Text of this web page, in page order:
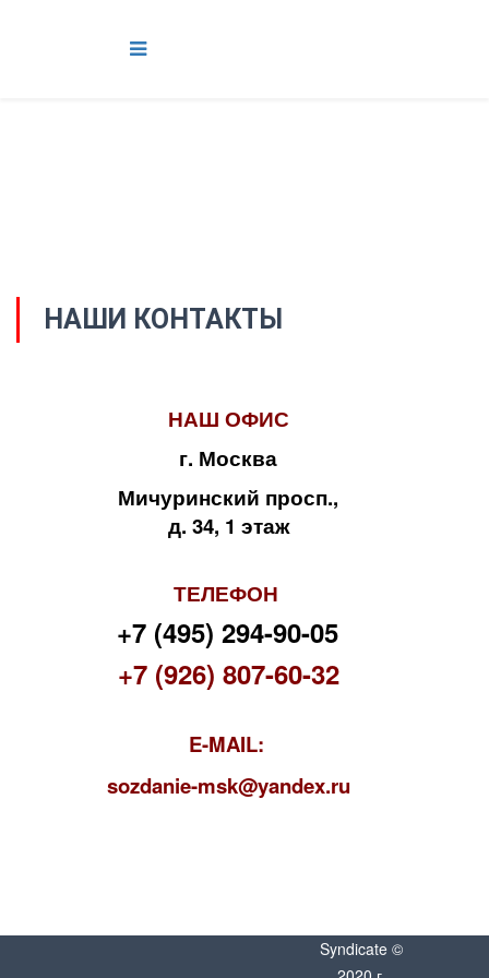
НАШИ КОНТАКТЫ
НАШ ОФИС
г. Москва
Мичуринский просп.,
д. 34, 1 этаж
ТЕЛЕФОН
+7 (495) 294-90-05
+7 (926) 807-60-32
E-MAIL:
sozdanie-msk@yandex.ru
Syndicate ©